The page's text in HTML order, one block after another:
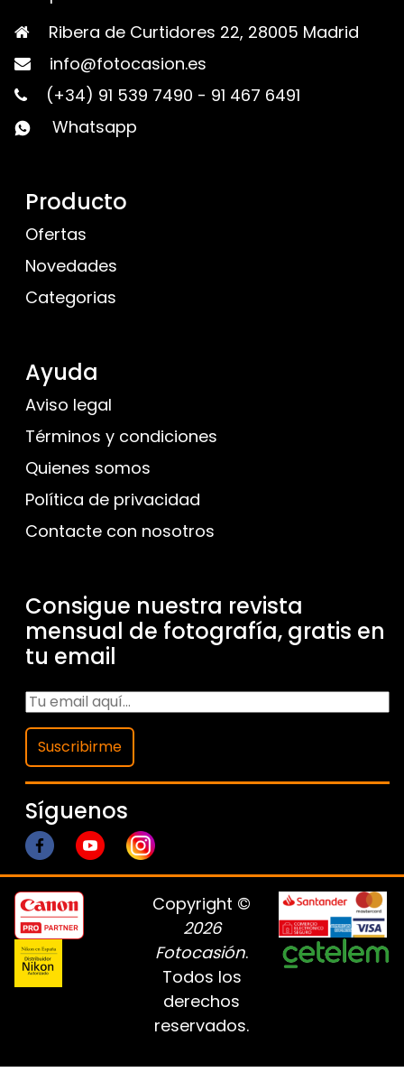
Ribera de Curtidores 22, 28005 Madrid
info@fotocasion.es
(+34) 91 539 7490 - 91 467 6491
Whatsapp
Producto
Ofertas
Novedades
Categorias
Ayuda
Aviso legal
Términos y condiciones
Quienes somos
Política de privacidad
Contacte con nosotros
Consigue nuestra revista
mensual de fotografía, gratis en
tu email
Suscribirme
Síguenos
Copyright ©
2026
Fotocasión.
Todos los
derechos
reservados.